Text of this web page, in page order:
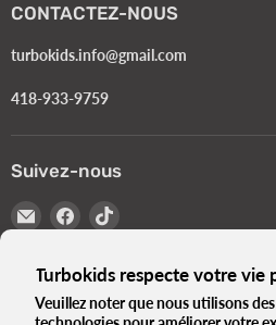
Turbokids respecte votre vie
Veuillez noter que nous utilisons
CONTACTEZ-NOUS
turbokids.info@gmail.com
418-933-9759
Suivez-nous
Email
Turbokids.ca
Trouvez-
nous
Facebook
Trouvez-
nous
TikTok
Français